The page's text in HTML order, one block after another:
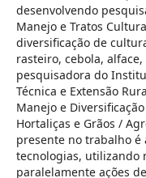
desenvolvendo
Manejo e Tratos
diversificação de
rasteiro, cebola,
pesquisadora do
Técnica e Extensão
Manejo e
Hortaliças e Grãos /
presente no trabalho é
tecnologias, utilizando
paralelamente ações